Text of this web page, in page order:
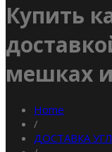
Купить
мешках
Home
/
ДОСТАВКА